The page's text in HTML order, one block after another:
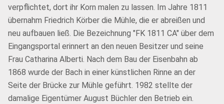
verpflichtet, dort ihr Korn malen zu lassen. Im Jahre 1811
übernahm Friedrich Körber die Mühle, die er abreißen und
neu aufbauen ließ. Die Bezeichnung "FK 1811 CA" über dem
Eingangsportal erinnert an den neuen Besitzer und seine
Frau Catharina Alberti. Nach dem Bau der Eisenbahn ab
1868 wurde der Bach in einer künstlichen Rinne an der
Seite der Brücke zur Mühle geführt. 1982 stellte der
damalige Eigentümer August Büchler den Betrieb ein.